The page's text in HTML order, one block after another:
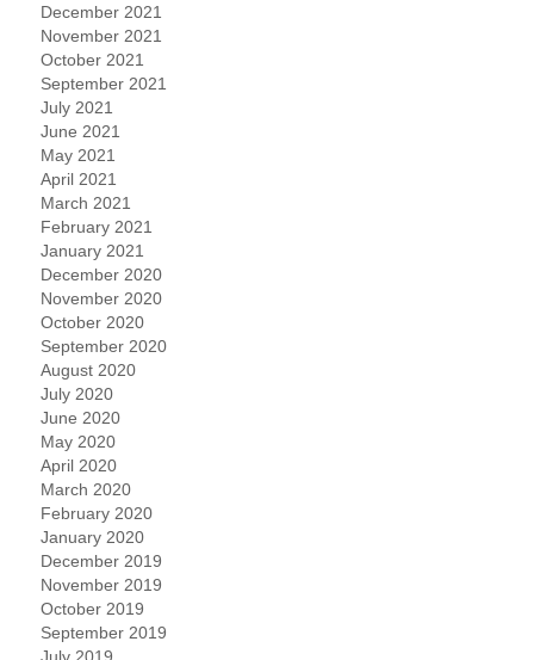
December 2021
November 2021
October 2021
September 2021
July 2021
June 2021
May 2021
April 2021
March 2021
February 2021
January 2021
December 2020
November 2020
October 2020
September 2020
August 2020
July 2020
June 2020
May 2020
April 2020
March 2020
February 2020
January 2020
December 2019
November 2019
October 2019
September 2019
July 2019